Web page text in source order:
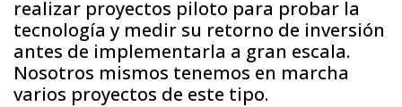
realizar proyectos piloto para probar la
tecnología y medir su retorno de inversión
antes de implementarla a gran escala.
Nosotros mismos tenemos en marcha
varios proyectos de este tipo.